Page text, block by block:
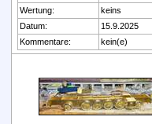
Wertung:
keins
Datum:
15.9.2025
Kommentare:
kein(e)